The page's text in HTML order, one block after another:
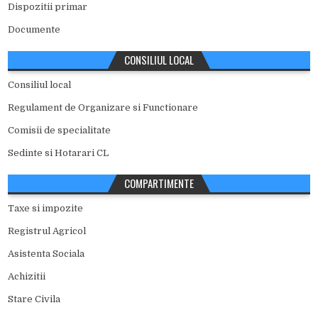
Dispozitii primar
Documente
CONSILIUL LOCAL
Consiliul local
Regulament de Organizare si Functionare
Comisii de specialitate
Sedinte si Hotarari CL
COMPARTIMENTE
Taxe si impozite
Registrul Agricol
Asistenta Sociala
Achizitii
Stare Civila